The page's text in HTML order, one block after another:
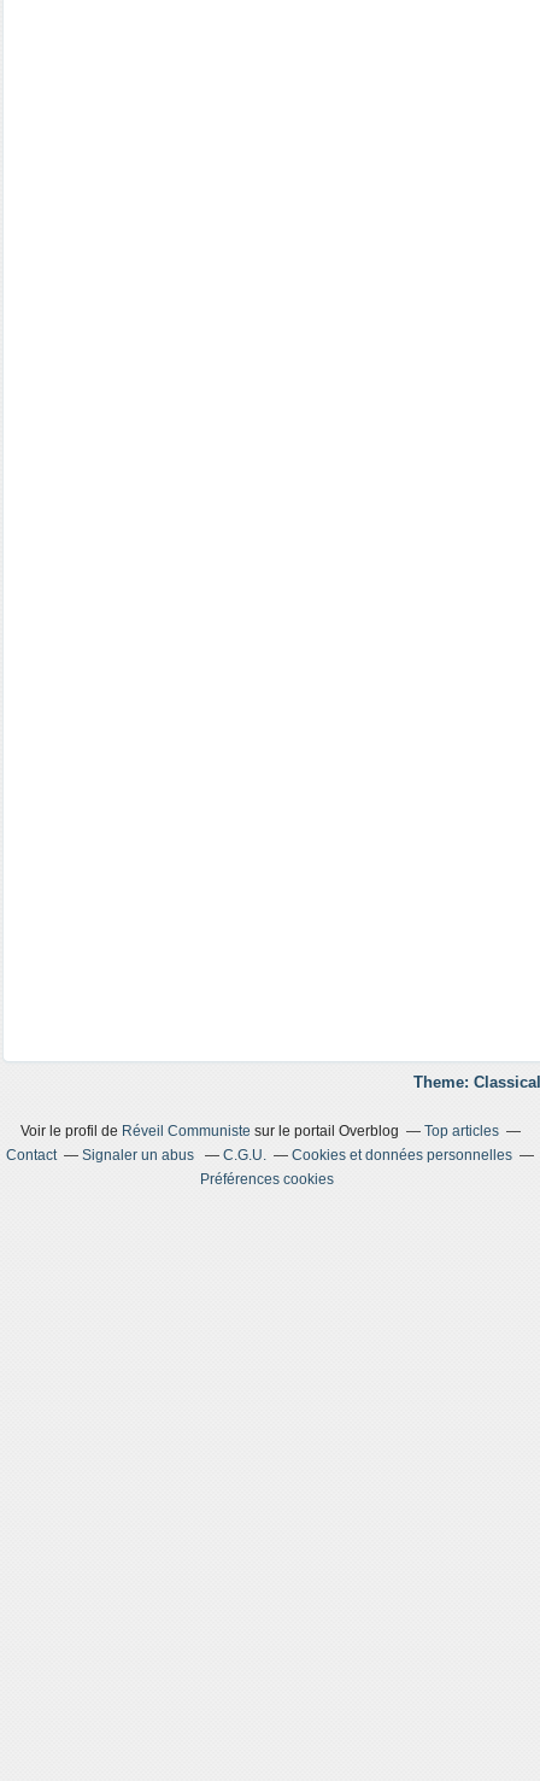
Theme:
Voir le profil de Réveil Communiste sur le portail Overblog
Top articles
Contact
Signaler un abus C.G.U.
Cookies et données personnelles
Préférences cookies